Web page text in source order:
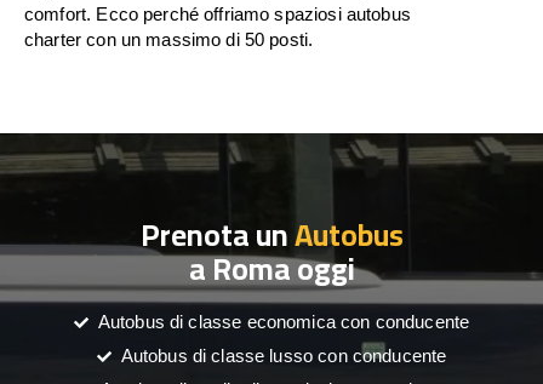
comfort. Ecco perché offriamo spaziosi autobus
charter con un massimo di 50 posti.
Prenota unAutobus
a Roma oggi
Autobus di classe economica con conducente
Autobus di classe lusso con conducente